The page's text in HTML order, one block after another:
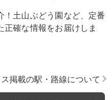
！土山ぶどう園など、定番
確な情報をお届けしま
掲載の駅・路線について